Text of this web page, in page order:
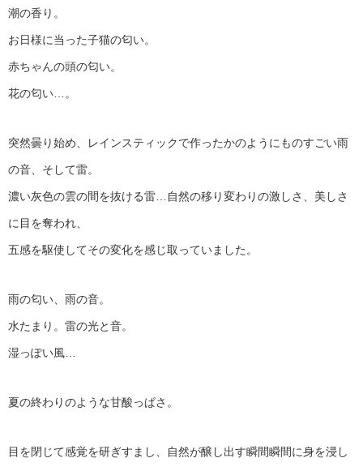
潮の香り。
お日様に当った子猫の匂い。
赤ちゃんの頭の匂い。
花の匂い…。
突然曇り始め、レインスティックで作ったかのようにものすごい雨
の音、そして雷。
濃い灰色の雲の間を抜ける雷…自然の移り変わりの激しさ、美しさ
に目を奪われ、
五感を駆使してその変化を感じ取っていました。
雨の匂い、雨の音。
水たまり。雷の光と音。
湿っぽい風…
夏の終わりのような甘酸っぱさ。
目を閉じて感覚を研ぎすまし、自然が醸し出す瞬間瞬間に身を浸し